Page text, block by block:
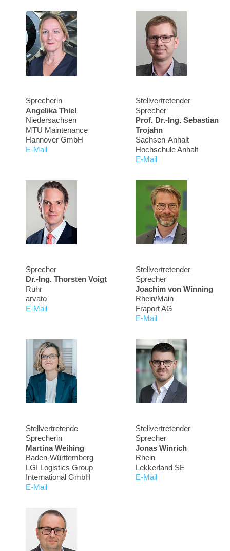
Sprecherin
Angelika Thiel
Niedersachsen
MTU Maintenance
Hannover GmbH
E-Mail
Stellvertretender
Sprecher
Prof. Dr.-Ing. Sebastian
Trojahn
Sachsen-Anhalt
Hochschule Anhalt
E-Mail
Sprecher
Dr.-Ing. Thorsten Voigt
Ruhr
arvato
E-Mail
Stellvertretender
Sprecher
Joachim von Winning
Rhein/Main
Fraport AG
E-Mail
Stellvertretende
Sprecherin
Martina Weihing
Baden-Württemberg
LGI Logistics Group
International GmbH
E-Mail
Stellvertretender
Sprecher
Jonas Winrich
Rhein
Lekkerland SE
E-Mail